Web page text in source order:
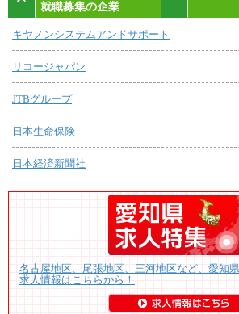
就職募集の企業
キヤノンシステムアンドサポート
リコージャパン
JTBグループ
日本生命保険
日本経済新聞社
名古屋地区、尾張地区、三河地区など、愛知
求人情報はこちらから！